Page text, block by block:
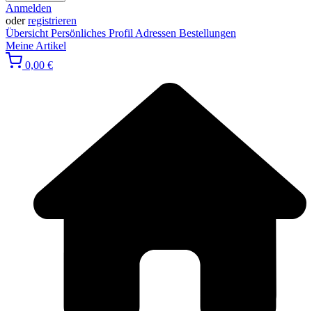
Anmelden
oderregistrieren
Übersicht Persönliches Profil Adressen Bestellungen
Meine Artikel
0,00 €